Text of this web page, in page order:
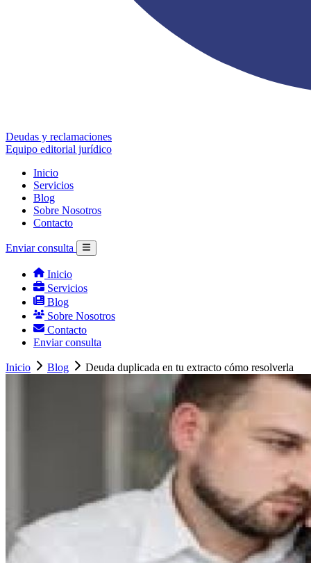
Deudas y reclamaciones
Equipo editorial jurídico
Inicio
Servicios
Blog
Sobre Nosotros
Contacto
Enviar consulta
Inicio
Servicios
Blog
Sobre Nosotros
Contacto
Enviar consulta
Inicio Blog Deuda duplicada en tu extracto cómo resolverla